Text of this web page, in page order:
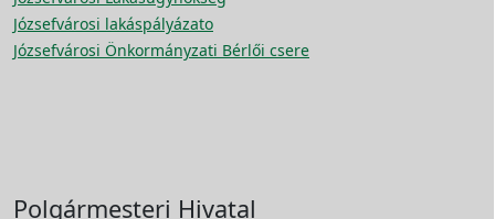
Józsefvárosi lakáspályázato
Józsefvárosi Önkormányzati Bérlői csere
Polgármesteri Hivatal